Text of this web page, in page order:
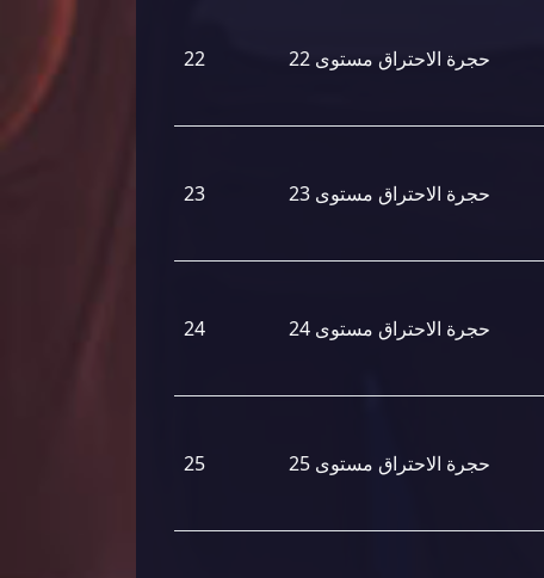
22 حجرة الاحتراق مستوى 22
23 حجرة الاحتراق مستوى 23
24 حجرة الاحتراق مستوى 24
25 حجرة الاحتراق مستوى 25